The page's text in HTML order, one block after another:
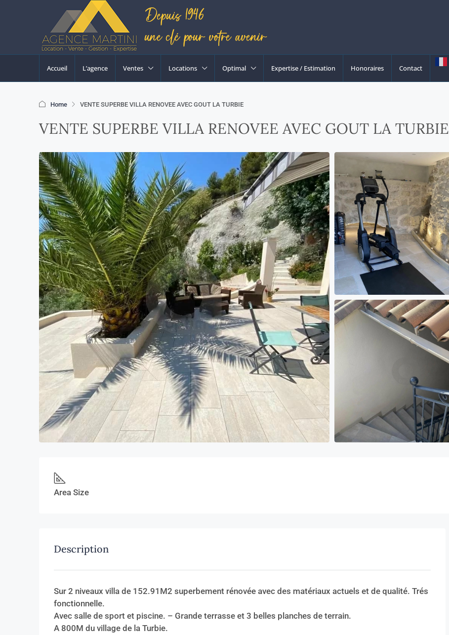
Accueil L’agence Ventes Locations Optimal Expertise / Estimation Honoraires Contact
Home VENTE SUPERBE VILLA RENOVEE AVEC GOUT LA TURBIE
VENTE SUPERBE VILLA RENOVEE AVEC GOUT LA TURBIE
Area Size
Description
Sur 2 niveaux villa de 152.91M2 superbement rénovée avec des matériaux actuels et de qualité. Trés
fonctionnelle.
Avec salle de sport et piscine. – Grande terrasse et 3 belles planches de terrain.
A 800M du village de la Turbie.